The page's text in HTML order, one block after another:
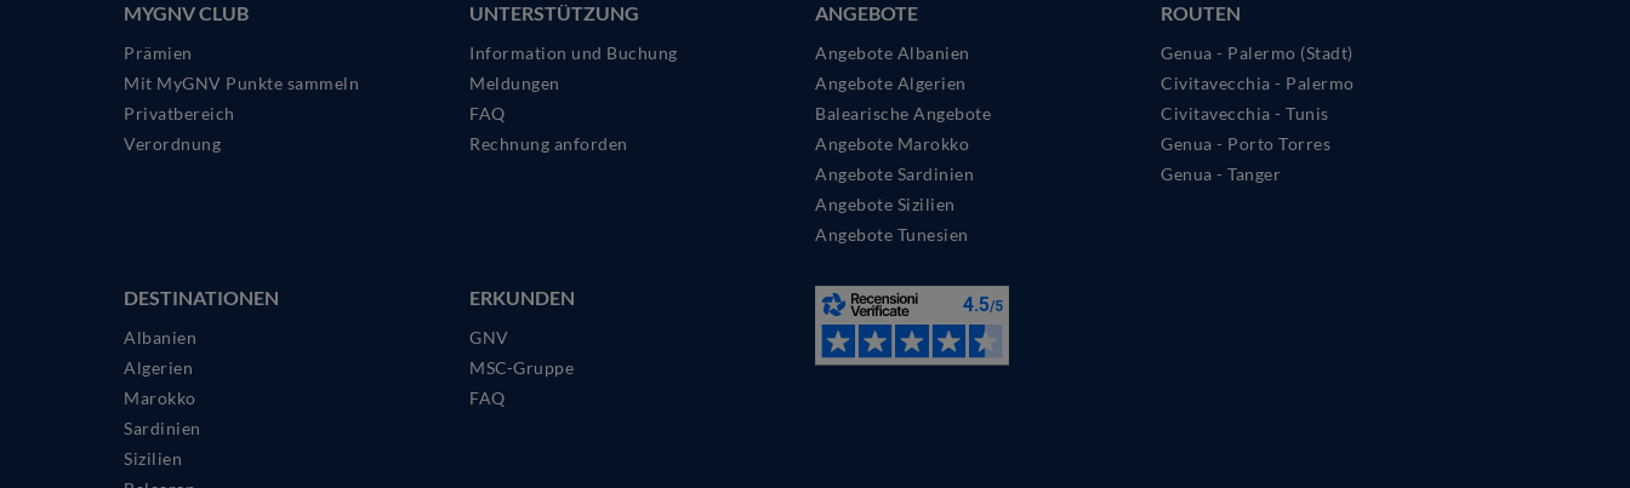
MYGNV CLUB
Prämien
Mit MyGNV Punkte sammeln
Privatbereich
Verordnung
UNTERSTÜTZUNG
Information und Buchung
Meldungen
FAQ
Rechnung anforden
ANGEBOTE
Angebote Albanien
Angebote Algerien
Balearische Angebote
Angebote Marokko
Angebote Sardinien
Angebote Sizilien
Angebote Tunesien
ROUTEN
Genua - Palermo (Stadt)
Civitavecchia - Palermo
Civitavecchia - Tunis
Genua - Porto Torres
Genua - Tanger
DESTINATIONEN
Albanien
Algerien
Marokko
Sardinien
Sizilien
ERKUNDEN
GNV
MSC-Gruppe
FAQ